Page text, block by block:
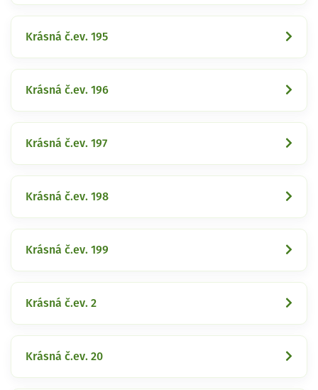
Krásná č.ev. 195
Krásná č.ev. 196
Krásná č.ev. 197
Krásná č.ev. 198
Krásná č.ev. 199
Krásná č.ev. 2
Krásná č.ev. 20